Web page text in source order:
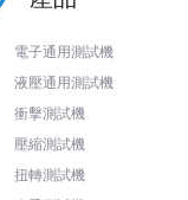
電子通用測試機
液壓通用測試機
衝擊測試機
壓縮測試機
扭轉測試機